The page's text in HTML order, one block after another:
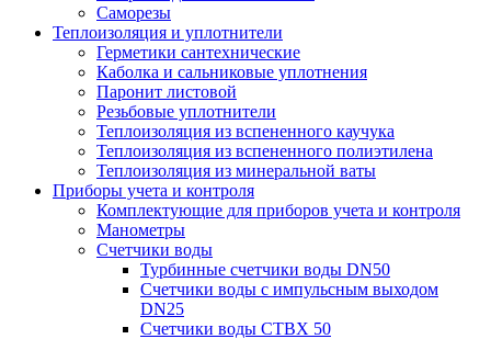
Саморезы
Теплоизоляция и уплотнители
Герметики сантехнические
Каболка и сальниковые уплотнения
Паронит листовой
Резьбовые уплотнители
Теплоизоляция из вспененного каучука
Теплоизоляция из вспененного полиэтилена
Теплоизоляция из минеральной ваты
Приборы учета и контроля
Комплектующие для приборов учета и контроля
Манометры
Счетчики воды
Турбинные счетчики воды DN50
Счетчики воды с импульсным выходом
DN25
Счетчики воды СТВХ 50